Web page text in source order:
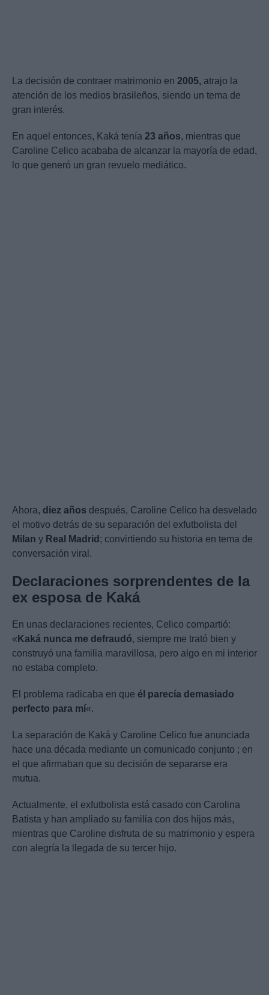
La decisión de contraer matrimonio en 2005, atrajo la
atención de los medios brasileños, siendo un tema de
gran interés.
En aquel entonces, Kaká tenía 23 años, mientras que
Caroline Celico acababa de alcanzar la mayoría de edad,
lo que generó un gran revuelo mediático.
Ahora, diez años después, Caroline Celico ha desvelado
el motivo detrás de su separación del exfutbolista del
Milan y Real Madrid ; convirtiendo su historia en tema de
conversación viral.
Declaraciones sorprendentes de la
ex esposa de Kaká
En unas declaraciones recientes, Celico compartió:
« Kaká nunca me defraudó, siempre me trató bien y
construyó una familia maravillosa, pero algo en mi interior
no estaba completo.
El problema radicaba en que él parecía demasiado
perfecto para mí«.
La separación de Kaká y Caroline Celico fue anunciada
hace una década mediante un comunicado conjunto ; en
el que afirmaban que su decisión de separarse era
mutua.
Actualmente, el exfutbolista está casado con Carolina
Batista y han ampliado su familia con dos hijos más,
mientras que Caroline disfruta de su matrimonio y espera
con alegría la llegada de su tercer hijo.